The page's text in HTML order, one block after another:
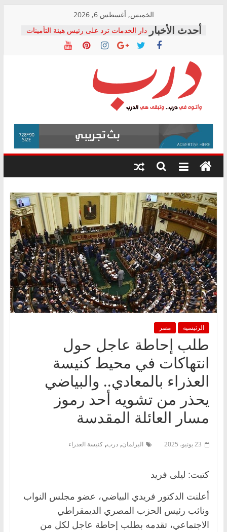
content
الخميس, أغسطس 6, 2026
دار الخدمات ترد على رئيس هيئة التأمينات
بعد مؤتمره الصحفي: إنكار الأزمة لا ينهي
معاناة أصحاب المعاشات.. ونطالب بكشف
فرحات سليمان يكتب: القطاع الصحي إلى
أين؟
حزب التحالف الشعبي يطلق لجنة “الحق
في الصحة” بالإسكندرية لرصد الانتهاكات
ودعم المرضى
الوزاري لمدينة الصحفيين.. وانتهاء أعمال
إنشاء المبنى الإداري
المجلس القومي لحقوق الإنسان يعلن
متابعة قضية الدكتور محمد زهران.. ويؤكد:
قرينة البراءة وضمانات المحاكمة العادلة
درب
وأتوه
درب..
وتبقى
هي
الرئيسية مصر
طلب إحاطة عاجل حول
انتهاكات في محيط كنيسة
العذراء بالمعادي.. والبياضي
يحذر من تشويه أحد رموز
مسار العائلة المقدسة
23 يونيو، 2025 البرلمان, درب, كنيسة العذراء
كتبت: ليلى فريد
أعلنت الدكتور فريدي البياضي، عضو مجلس النواب
ونائب رئيس الحزب المصري الديمقراطي
الاجتماعي، تقدمه بطلب إحاطة عاجل لكل من